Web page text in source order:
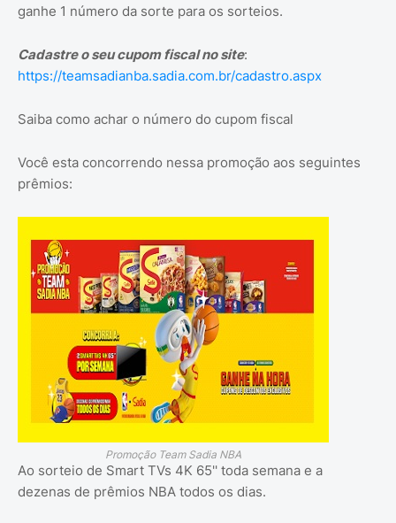
ganhe 1 número da sorte para os sorteios.
Cadastre o seu cupom fiscal no site:
https://teamsadianba.sadia.com.br/cadastro.aspx
Saiba como achar o número do cupom fiscal
Você esta concorrendo nessa promoção aos seguintes
prêmios:
Promoção Team Sadia NBA
Ao sorteio de Smart TVs 4K 65'' toda semana e a
dezenas de prêmios NBA todos os dias.